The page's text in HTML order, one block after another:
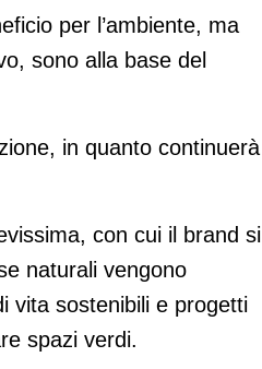
per l’ambiente, ma
sono alla base del
in quanto continuerà
con cui il brand si
naturali vengono
vita sostenibili e progetti
spazi verdi.